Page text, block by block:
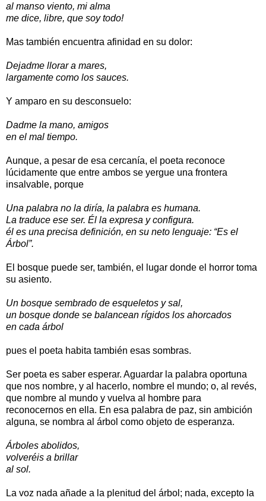
al manso viento, mi alma
me dice, libre, que soy todo!
Mas también encuentra afinidad en su dolor:
Dejadme llorar a mares,
largamente como los sauces.
Y amparo en su desconsuelo:
Dadme la mano, amigos
en el mal tiempo.
Aunque, a pesar de esa cercanía, el poeta reconoce
lúcidamente que entre ambos se yergue una frontera
insalvable, porque
Una palabra no la diría, la palabra es humana.
La traduce ese ser. Él la expresa y configura.
él es una precisa definición, en su neto lenguaje: “Es el
Árbol”.
El bosque puede ser, también, el lugar donde el horror toma
su asiento.
Un bosque sembrado de esqueletos y sal,
un bosque donde se balancean rígidos los ahorcados
en cada árbol
pues el poeta habita también esas sombras.
Ser poeta es saber esperar. Aguardar la palabra oportuna
que nos nombre, y al hacerlo, nombre el mundo; o, al revés,
que nombre al mundo y vuelva al hombre para
reconocernos en ella. En esa palabra de paz, sin ambición
alguna, se nombra al árbol como objeto de esperanza.
Árboles abolidos,
volveréis a brillar
al sol.
La voz nada añade a la plenitud del árbol; nada, excepto la